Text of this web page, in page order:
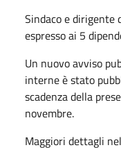
Sindaco e dirigente
espresso ai 5
Un nuovo avviso
interne è stato
scadenza della
novembre.
Maggiori dettagli